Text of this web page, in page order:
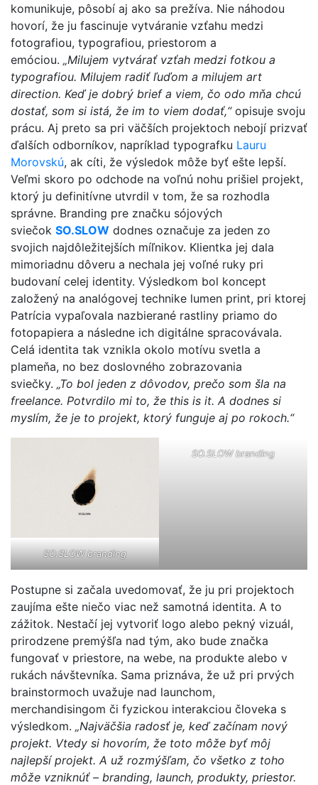
komunikuje, pôsobí aj ako sa prežíva. Nie náhodou
hovorí, že ju fascinuje vytváranie vzťahu medzi
fotografiou, typografiou, priestorom a
emóciou. „Milujem vytvárať vzťah medzi fotkou a
typografiou. Milujem radiť ľuďom a milujem art
direction. Keď je dobrý brief a viem, čo odo mňa chcú
dostať, som si istá, že im to viem dodať,“opisuje svoju
prácu. Aj preto sa pri väčších projektoch nebojí prizvať
ďalších odborníkov, napríklad typografku Lauru
Morovskú, ak cíti, že výsledok môže byť ešte lepší.
Veľmi skoro po odchode na voľnú nohu prišiel projekt,
ktorý ju definitívne utvrdil v tom, že sa rozhodla
správne. Branding pre značku sójových
sviečok SO.SLOW dodnes označuje za jeden zo
svojich najdôležitejších míľnikov. Klientka jej dala
mimoriadnu dôveru a nechala jej voľné ruky pri
budovaní celej identity. Výsledkom bol koncept
založený na analógovej technike lumen print, pri ktorej
Patrícia vypaľovala nazbierané rastliny priamo do
fotopapiera a následne ich digitálne spracovávala.
Celá identita tak vznikla okolo motívu svetla a
plameňa, no bez doslovného zobrazovania
sviečky. „To bol jeden z dôvodov, prečo som šla na
freelance. Potvrdilo mi to, že this is it. A dodnes si
myslím, že je to projekt, ktorý funguje aj po rokoch.“
SO.SLOW branding
SO.SLOW branding
Postupne si začala uvedomovať, že ju pri projektoch
zaujíma ešte niečo viac než samotná identita. A to
zážitok. Nestačí jej vytvoriť logo alebo pekný vizuál,
prirodzene premýšľa nad tým, ako bude značka
fungovať v priestore, na webe, na produkte alebo v
rukách návštevníka. Sama priznáva, že už pri prvých
brainstormoch uvažuje nad launchom,
merchandisingom či fyzickou interakciou človeka s
výsledkom. „Najväčšia radosť je, keď začínam nový
projekt. Vtedy si hovorím, že toto môže byť môj
najlepší projekt. A už rozmýšľam, čo všetko z toho
môže vzniknúť – branding, launch, produkty, priestor.